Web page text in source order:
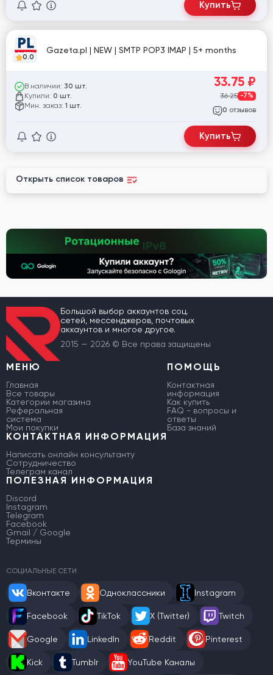
Купить
0.0
Gazeta.pl | NEW | SMTP POP3 IMAP | 5+ months
В наличии: 30 шт.
Купили: 0 шт.
Мин. заказ: 1 шт.
33.75 ₽
36.25 -7%
0 отзывов
Купить
Открыть список товаров
Большой выбор аккаунтов соц.
сетей, мессенджеров, почтовых
аккаунтов и многое другое.
2015 — 2026 © Все права защищены
МЕНЮ
Главная
Все товары
Категории магазина
Реферальная
система
Мои покупки
ПОМОЩЬ
Контактная
информация
Как купить
FAQ - вопросы и
ответы
База знаний
КОНТАКТНАЯ ИНФОРМАЦИЯ
Написать онлайн консультанту
Сотрудничество
Телеграм канал
ПОЛЕЗНАЯ ИНФОРМАЦИЯ
Discord
Instagram
Telegram
Facebook
Gmail / Google
Термины
СОЦИАЛЬНЫЕ СЕТИ
Вконтакте Одноклассники Instagram
Facebook TikTok X (Twitter) Twitch
Google LinkedIn Reddit Pinterest
Kick Tumblr YouTube Каналы